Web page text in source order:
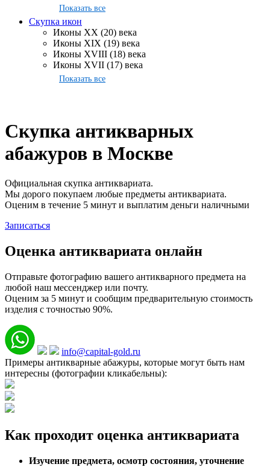
Показать все
Скупка икон
Иконы XX (20) века
Иконы XIX (19) века
Иконы XVIII (18) века
Иконы XVII (17) века
Показать все
Скупка антикварных
абажуров в Москве
Официальная скупка антиквариата.
Мы дорого покупаем любые предметы антиквариата.
Оценим в течение 5 минут и выплатим деньги наличными
Записаться
Оценка антиквариата онлайн
Отправьте фотографию вашего антикварного предмета на
любой наш мессенджер или почту.
Оценим за 5 минут и сообщим предварительную стоимость
изделия с точностью 90%.
info@capital-gold.ru
Примеры антикварные абажуры, которые могут быть нам
интересны (фотографии кликабельны):
Как проходит оценка антиквариата
Изучение предмета, осмотр состояния, уточнение